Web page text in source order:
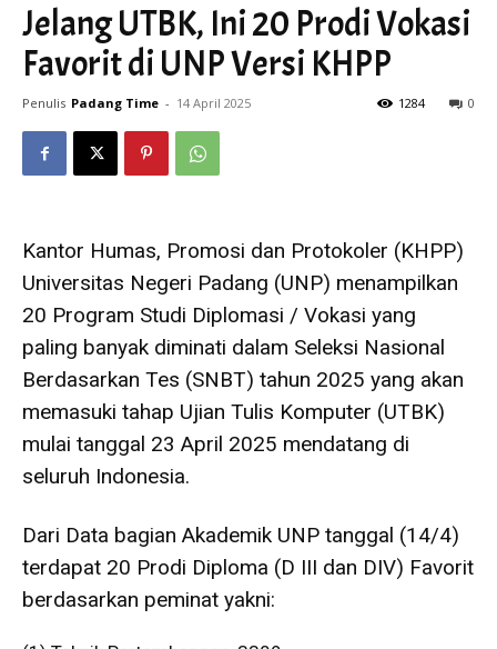
Jelang UTBK, Ini 20 Prodi Vokasi
Favorit di UNP Versi KHPP
Penulis Padang Time - 14 April 2025 0
1284
Kantor Humas, Promosi dan Protokoler (KHPP)
Universitas Negeri Padang (UNP) menampilkan
20 Program Studi Diplomasi / Vokasi yang
paling banyak diminati dalam Seleksi Nasional
Berdasarkan Tes (SNBT) tahun 2025 yang akan
memasuki tahap Ujian Tulis Komputer (UTBK)
mulai tanggal 23 April 2025 mendatang di
seluruh Indonesia.
Dari Data bagian Akademik UNP tanggal (14/4)
terdapat 20 Prodi Diploma (D III dan DIV) Favorit
berdasarkan peminat yakni: